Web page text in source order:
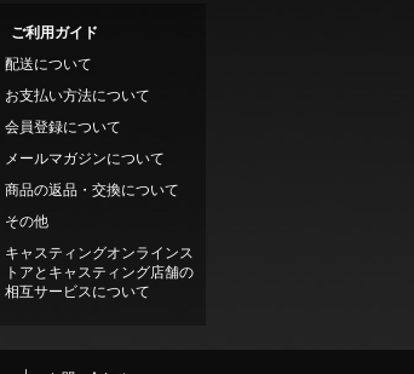
ご利用ガイド
配送について
お支払い方法について
会員登録について
メールマガジンについて
商品の返品・交換について
その他
キャスティングオンラインス
トアとキャスティング店舗の
相互サービスについて